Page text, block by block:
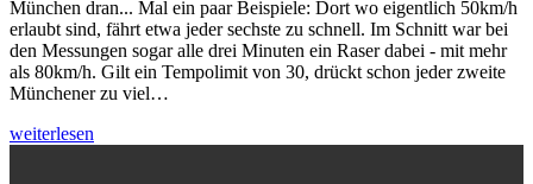
München dran... Mal ein paar Beispiele: Dort wo eigentlich 50km/h
erlaubt sind, fährt etwa jeder sechste zu schnell. Im Schnitt war bei
den Messungen sogar alle drei Minuten ein Raser dabei - mit mehr
als 80km/h. Gilt ein Tempolimit von 30, drückt schon jeder zweite
Münchener zu viel…
weiterlesen